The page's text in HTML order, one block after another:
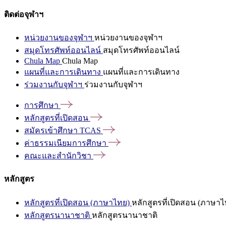
ติดต่อจุฬาฯ
หน่วยงานของจุฬาฯ หน่วยงานของจุฬาฯ
สมุดโทรศัพท์ออนไลน์ สมุดโทรศัพท์ออนไลน์
Chula Map Chula Map
แผนที่และการเดินทาง แผนที่และการเดินทาง
ร่วมงานกับจุฬาฯ ร่วมงานกับจุฬาฯ
การศึกษา
หลักสูตรที่เปิดสอน
สมัครเข้าศึกษา TCAS
ค่าธรรมเนียมการศึกษา
คณะและสำนักวิชา
หลักสูตร
หลักสูตรที่เปิดสอน (ภาษาไทย) หลักสูตรที่เปิดสอน (ภาษาไ
หลักสูตรนานาชาติ หลักสูตรนานาชาติ